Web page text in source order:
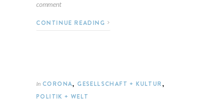
comment
CONTINUE READING
In CORONA,GESELLSCHAFT + KULTUR,
POLITIK + WELT